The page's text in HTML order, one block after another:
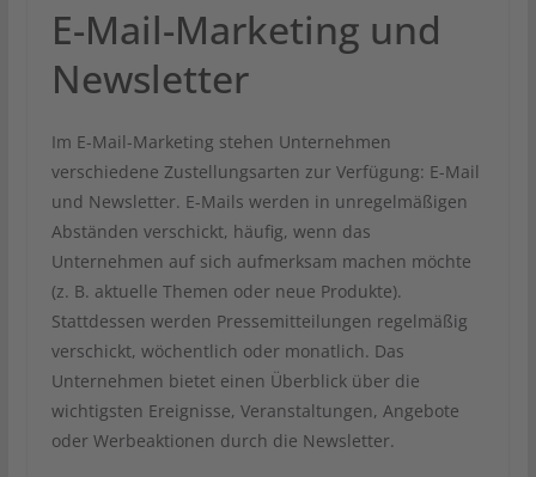
E-Mail-Marketing und
Newsletter
Im E-Mail-Marketing stehen Unternehmen
verschiedene Zustellungsarten zur Verfügung: E-Mail
und Newsletter. E-Mails werden in unregelmäßigen
Abständen verschickt, häufig, wenn das
Unternehmen auf sich aufmerksam machen möchte
(z. B. aktuelle Themen oder neue Produkte).
Stattdessen werden Pressemitteilungen regelmäßig
verschickt, wöchentlich oder monatlich. Das
Unternehmen bietet einen Überblick über die
wichtigsten Ereignisse, Veranstaltungen, Angebote
oder Werbeaktionen durch die Newsletter.